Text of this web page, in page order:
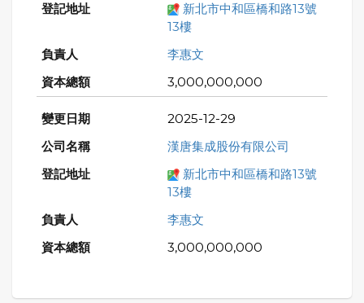
新北市中和區橋和路13號
13樓
李惠文
3,000,000,000
2025-12-29
漢唐集成股份有限公司
新北市中和區橋和路13號
13樓
李惠文
3,000,000,000